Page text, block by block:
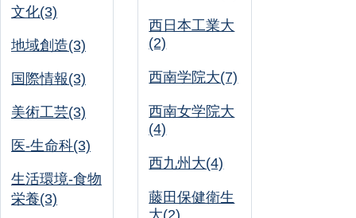
文化(3)
地域創造(3)
国際情報(3)
美術工芸(3)
医-生命科(3)
生活環境-食物
栄養(3)
西日本工業大
(2)
西南学院大(7)
西南女学院大
(4)
西九州大(4)
藤田保健衛生
大(2)